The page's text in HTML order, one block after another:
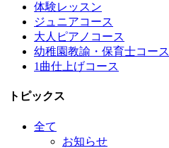
体験レッスン
ジュニアコース
大人ピアノコース
幼稚園教諭・保育士コース
1曲仕上げコース
トピックス
全て
お知らせ